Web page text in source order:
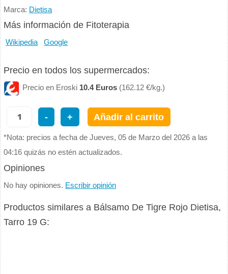
Marca: Dietisa
Más información de Fitoterapia
Wikipedia Google
Precio en todos los supermercados:
Precio en Eroski 10.4 Euros (162.12 €/kg.)
- + Añadir al carrito
*Nota: precios a fecha de Jueves, 05 de Marzo del 2026 a las
04:16 quizás no estén actualizados.
Opiniones
No hay opiniones. Escribir opinión
Productos similares a Bálsamo De Tigre Rojo Dietisa,
Tarro 19 G: